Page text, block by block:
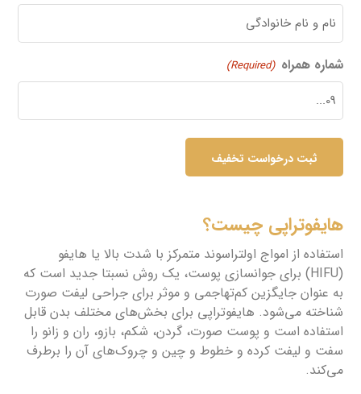
شماره همراه (Required)
هایفوتراپی چیست؟
استفاده از امواج اولتراسوند متمرکز با شدت بالا یا هایفو
(HIFU) برای جوانسازی پوست، یک روش نسبتا جدید است که
به عنوان جایگزین کم‌تهاجمی و موثر برای جراحی لیفت صورت
شناخته می‌شود. هایفوتراپی برای بخش‌های مختلف بدن قابل
استفاده است و پوست صورت، گردن، شکم، بازو، ران و زانو را
سفت و لیفت کرده و خطوط و چین و چروک‌های آن را برطرف
می‌کند.